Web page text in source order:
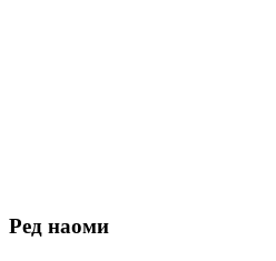
Ред наоми